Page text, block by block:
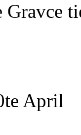
Gravce
April